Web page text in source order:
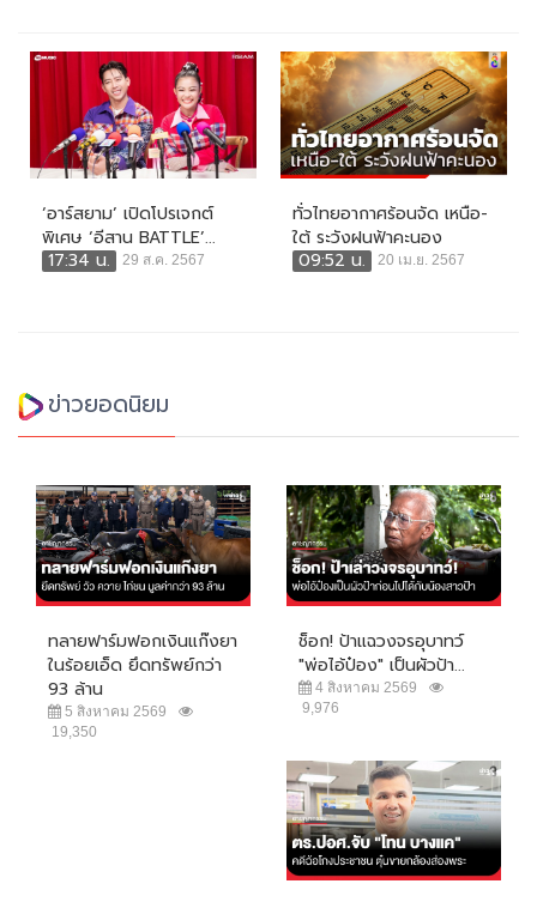
‘อาร์สยาม’ เปิดโปรเจกต์
พิเศษ ‘อีสาน BATTLE’...
17:34 น.
29 ส.ค. 2567
ทั่วไทยอากาศร้อนจัด เหนือ-
ใต้ ระวังฝนฟ้าคะนอง
09:52 น.
20 เม.ย. 2567
ข่าวยอดนิยม
ทลายฟาร์มฟอกเงินแก๊งยา
ในร้อยเอ็ด ยึดทรัพย์กว่า
93 ล้าน
5 สิงหาคม 2569
19,350
ช็อก! ป้าแฉวงจรอุบาทว์
"พ่อไอ้ป๋อง" เป็นผัวป้า...
4 สิงหาคม 2569
9,976